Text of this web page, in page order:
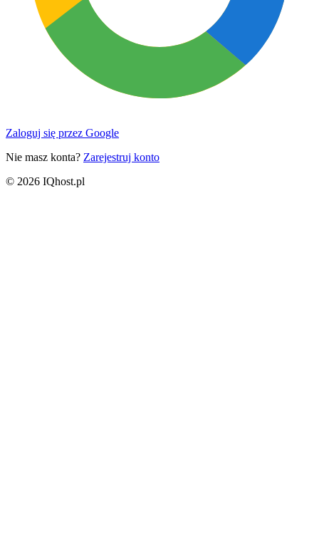
Zaloguj się przez Google
Nie masz konta? Zarejestruj konto
© 2026 IQhost.pl